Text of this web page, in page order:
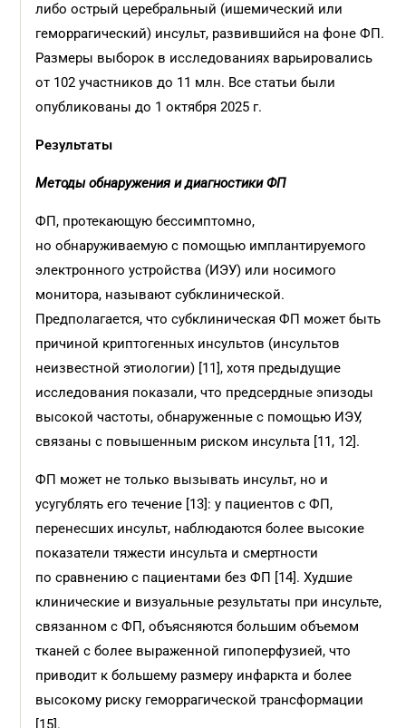
либо острый церебральный (ишемический или
геморрагический) инсульт, развившийся на фоне ФП.
Размеры выборок в исследованиях варьировались
от 102 участников до 11 млн. Все статьи были
опубликованы до 1 октября 2025 г.
Результаты
Методы обнаружения идиагностики ФП
ФП, протекающую бессимптомно,
но обнаруживаемую с помощью имплантируемого
электронного устройства (ИЭУ) или носимого
монитора, называют субклинической.
Предполагается, что субклиническая ФП может быть
причиной криптогенных инсультов (инсультов
неизвестной этиологии) [11], хотя предыдущие
исследования показали, что предсердные эпизоды
высокой частоты, обнаруженные с помощью ИЭУ,
связаны с повышенным риском инсульта [11, 12].
ФП может не только вызывать инсульт, но и
усугублять его течение [13]: у пациентов с ФП,
перенесших инсульт, наблюдаются более высокие
показатели тяжести инсульта и смертности
по сравнению с пациентами без ФП [14]. Худшие
клинические и визуальные результаты при инсульте,
связанном с ФП, объясняются большим объемом
тканей с более выраженной гипоперфузией, что
приводит к большему размеру инфаркта и более
высокому риску геморрагической трансформации
[15].